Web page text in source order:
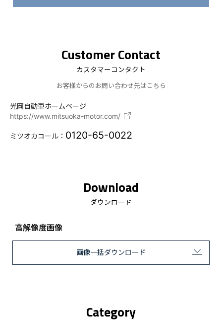
Customer Contact
カスタマーコンタクト
お客様からのお問い合わせ先はこちら
光岡自動車ホームページ
https://www.mitsuoka-motor.com/
ミツオカコール： 0120-65-0022
Download
ダウンロード
高解像度画像
画像一括ダウンロード
Category